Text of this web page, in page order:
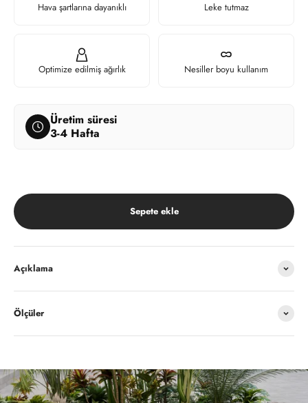
Hava şartlarına dayanıklı Leke tutmaz
Optimize edilmiş ağırlık Nesiller boyu kullanım
Üretim süresi
3-4 Hafta
Sepete ekle
Açıklama
Ölçüler